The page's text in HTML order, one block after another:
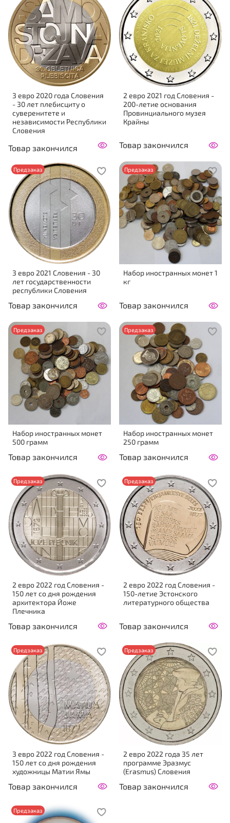
3 евро 2020 года Словения
- 30 лет плебисциту о
суверенитете и
независимости Республики
Словения
Товар закончился
2 евро 2021 год Словения -
200-летие основания
Провинциального музея
Крайны
Товар закончился
Предзаказ
3 евро 2021 Словения - 30
лет государственности
республики Словения
Товар закончился
Предзаказ
Набор иностранных монет 1
кг
Товар закончился
Предзаказ
Набор иностранных монет
500 грамм
Товар закончился
Предзаказ
Набор иностранных монет
250 грамм
Товар закончился
Предзаказ
2 евро 2022 год Словения -
150 лет со дня рождения
архитектора Йоже
Плечника
Товар закончился
Предзаказ
2 евро 2022 год Словения -
150-летие Эстонского
литературного общества
Товар закончился
Предзаказ
3 евро 2022 год Словения -
150 лет со дня рождения
художницы Матии Ямы
Товар закончился
Предзаказ
2 евро 2022 года 35 лет
программе Эразмус
(Erasmus) Словения
Товар закончился
Предзаказ